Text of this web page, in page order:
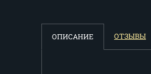
ОПИСАНИЕ ОТЗЫВЫ